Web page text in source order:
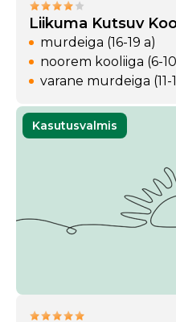
Liikuma Kutsuv
murdeiga (16-19 a)
noorem kooliiga (6-
varane murdeiga (11-
Kasutusvalmis